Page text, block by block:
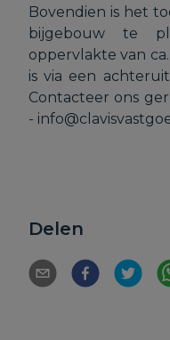
Bovendien is het
bijgebouw te
oppervlakte van
is via een
Contacteer ons
-
Delen